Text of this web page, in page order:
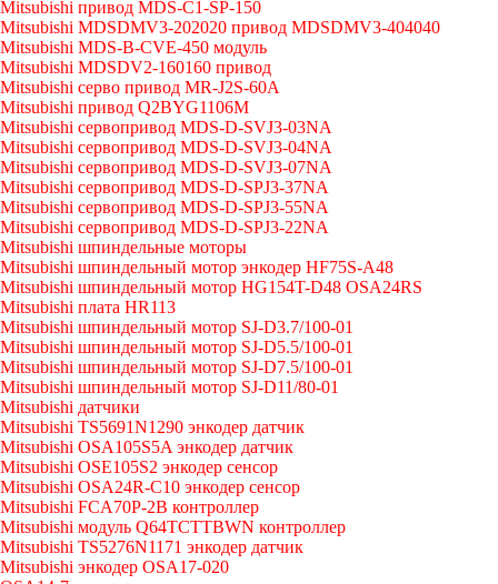
Mitsubishi привод MDS-C1-SP-150
Mitsubishi MDSDMV3-202020 привод MDSDMV3-404040
Mitsubishi MDS-B-CVE-450 модуль
Mitsubishi MDSDV2-160160 привод
Mitsubishi серво привод MR-J2S-60A
Mitsubishi привод Q2BYG1106M
Mitsubishi сервопривод MDS-D-SVJ3-03NA
Mitsubishi сервопривод MDS-D-SVJ3-04NA
Mitsubishi сервопривод MDS-D-SVJ3-07NA
Mitsubishi сервопривод MDS-D-SPJ3-37NA
Mitsubishi сервопривод MDS-D-SPJ3-55NA
Mitsubishi сервопривод MDS-D-SPJ3-22NA
Mitsubishi шпиндельные моторы
Mitsubishi шпиндельный мотор энкодер HF75S-A48
Mitsubishi шпиндельный мотор HG154T-D48 OSA24RS
Mitsubishi плата HR113
Mitsubishi шпиндельный мотор SJ-D3.7/100-01
Mitsubishi шпиндельный мотор SJ-D5.5/100-01
Mitsubishi шпиндельный мотор SJ-D7.5/100-01
Mitsubishi шпиндельный мотор SJ-D11/80-01
Mitsubishi датчики
Mitsubishi TS5691N1290 энкодер датчик
Mitsubishi OSA105S5A энкодер датчик
Mitsubishi OSE105S2 энкодер сенсор
Mitsubishi OSA24R-C10 энкодер сенсор
Mitsubishi FCA70P-2B контроллер
Mitsubishi модуль Q64TCTTBWN контроллер
Mitsubishi TS5276N1171 энкодер датчик
Mitsubishi энкодер OSA17-020